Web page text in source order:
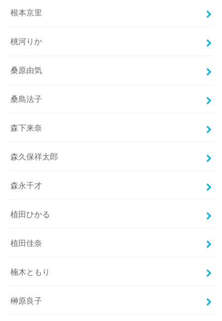
根本京里
桃河りか
桑原由気
桑島法子
森下来奈
森久保祥太郎
森永千才
植田ひかる
植田佳奈
楠木ともり
榊原良子